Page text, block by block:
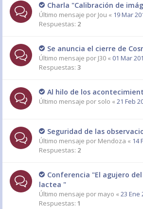
Charla "Calibración de
Último mensaje por Jou « 19 Mar
Respuestas: 2
Se anuncia el cierre de
Último mensaje por J30 « 01 Mar
Respuestas: 3
Al hilo de los
Último mensaje por solo « 21 Feb
Seguridad de las
Último mensaje por Mendoza « 14
Respuestas: 2
Conferencia "El agujero
lactea "
Último mensaje por mayo « 23 Ene
Respuestas: 1